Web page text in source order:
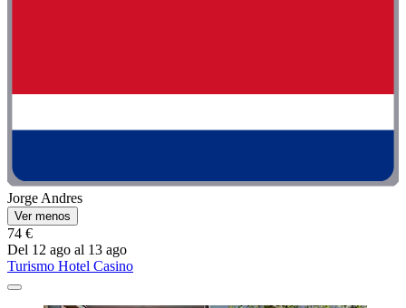
Jorge Andres
Ver menos
74 €
Del 12 ago al 13 ago
Turismo Hotel Casino